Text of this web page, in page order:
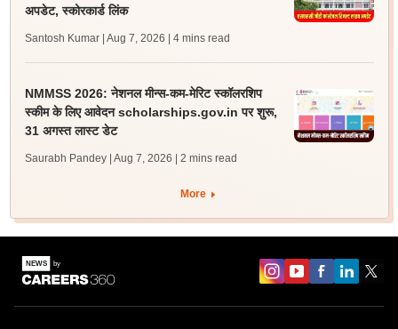
अपडेट, स्कोरकार्ड लिंक
Santosh Kumar | Aug 7, 2026 | 4 mins read
NMMSS 2026: नेशनल मीन्स-कम-मेरिट स्कॉलरशिप
स्कीम के लिए आवेदन scholarships.gov.in पर शुरू,
31 अगस्त लास्ट डेट
Saurabh Pandey | Aug 7, 2026 | 2 mins read
More